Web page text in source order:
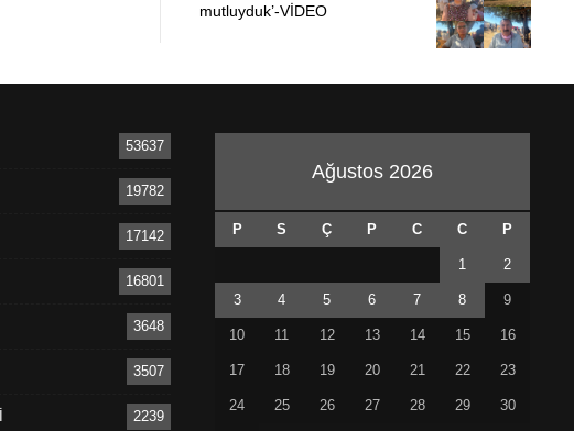
mutluyduk’-VİDEO
53637
19782
17142
16801
3648
3507
2239
Ağustos 2026
P S Ç P C C P
1 2
3 4 5 6 7 8 9
10 11 12 13 14 15 16
17 18 19 20 21 22 23
24 25 26 27 28 29 30